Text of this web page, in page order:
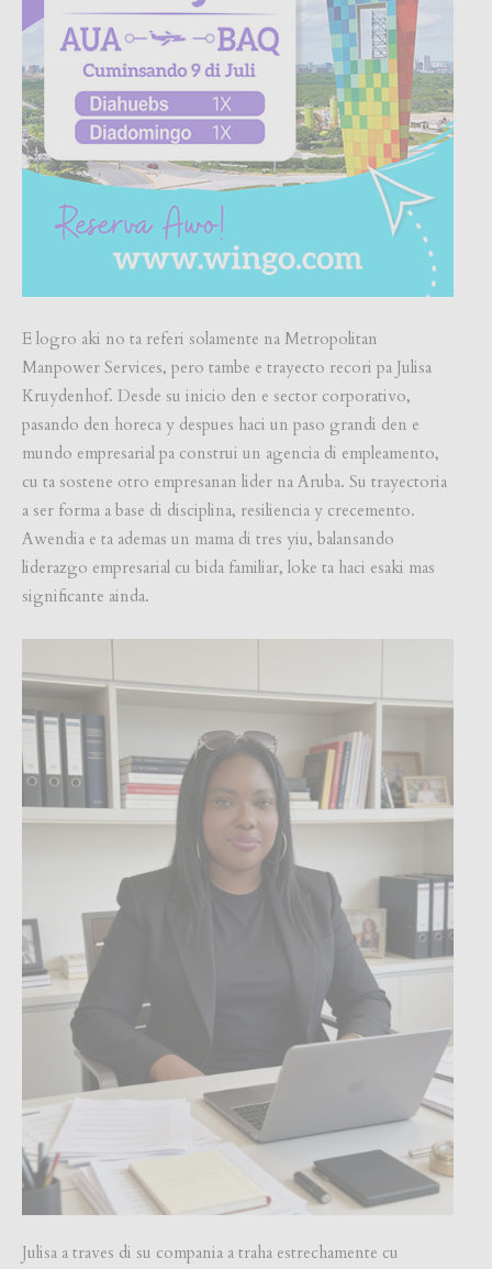
E logro aki no ta referi solamente na Metropolitan
Manpower Services, pero tambe e trayecto recori pa Julisa
Kruydenhof. Desde su inicio den e sector corporativo,
pasando den horeca y despues haci un paso grandi den e
mundo empresarial pa construi un agencia di empleamento,
cu ta sostene otro empresanan lider na Aruba. Su trayectoria
a ser forma a base di disciplina, resiliencia y crecemento.
Awendia e ta ademas un mama di tres yiu, balansando
liderazgo empresarial cu bida familiar, loke ta haci esaki mas
significante ainda.
Julisa a traves di su compania a traha estrechamente cu